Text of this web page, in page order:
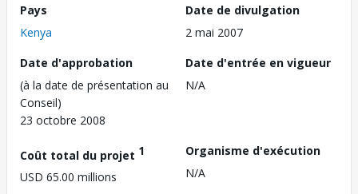
Pays
Kenya
Date de divulgation
2 mai 2007
Date d'approbation
(à la date de présentation au
Conseil)
23 octobre 2008
Date d'entrée en vigueur
N/A
Coût total du projet 1
USD 65.00 millions
Organisme d'exécution
N/A